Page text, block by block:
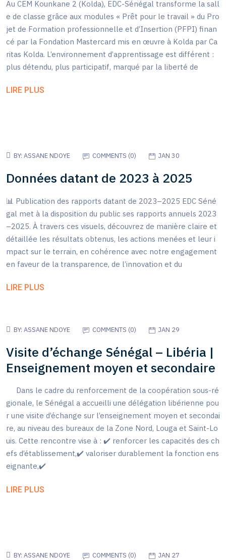
Au CEM Kounkane 2 (Kolda), EDC-Sénégal transforme la sall
e de classe grâce aux modules « Prêt pour le travail » du Pro
jet de Formation professionnelle et d’Insertion (PFPI) finan
cé par la Fondation Mastercard mis en œuvre à Kolda par Ca
ritas Kolda. L’environnement d’apprentissage est différent :
plus détendu, plus participatif, marqué par la liberté de
LIRE PLUS
BY: ASSANE NDOYE COMMENTS (0) JAN 30
Données datant de 2023 à 2025
📊 Publication des rapports datant de 2023–2025 EDC Séné
gal met à la disposition du public ses rapports annuels 2023
–2025. À travers ces visuels, découvrez de manière claire et
détaillée les résultats obtenus, les actions menées et leur i
mpact sur le terrain, en cohérence avec notre engagement
en faveur de la transparence, de l’innovation et du
LIRE PLUS
BY: ASSANE NDOYE COMMENTS (0) JAN 29
Visite d’échange Sénégal – Libéria |
Enseignement moyen et secondaire
Dans le cadre du renforcement de la coopération sous-ré
gionale, le Sénégal a accueilli une délégation libérienne pou
r une visite d’échange sur l’enseignement moyen et secondai
re, au niveau des bureaux de la Zone Nord, Louga et Saint-Lo
uis. Cette rencontre vise à : ✔️ renforcer les capacités des ch
efs d’établissement,✔️ valoriser durablement la fonction ens
eignante,✔️
LIRE PLUS
BY: ASSANE NDOYE COMMENTS (0) JAN 27